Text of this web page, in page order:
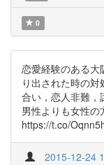
0
恋愛経験のある大
り出された時の
合い，恋人非難，
男性よりも女性の
https://t.co/
2015-12-24